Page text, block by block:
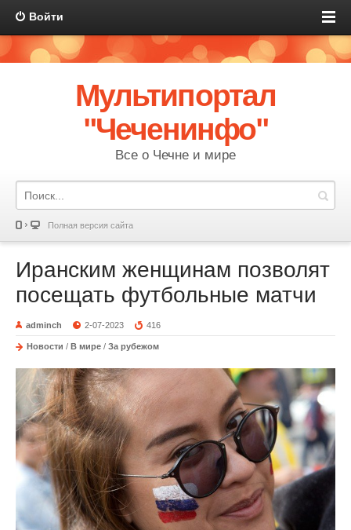
Войти
Мультипортал
"Чеченинфо"
Все о Чечне и мире
Полная версия сайта
Иранским женщинам позволят
посещать футбольные матчи
adminch 2-07-2023 416
Новости / В мире / За рубежом